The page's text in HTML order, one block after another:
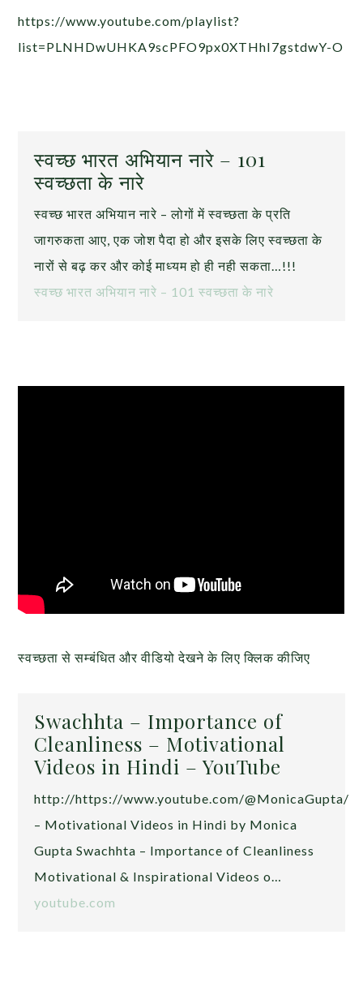
https://www.youtube.com/playlist?
list=PLNHDwUHKA9scPFO9px0XTHhI7gstdwY-O
स्वच्छ भारत अभियान नारे – 101
स्वच्छता के नारे
स्वच्छ भारत अभियान नारे – लोगों में स्वच्छता के प्रति
जागरुकता आए, एक जोश पैदा हो और इसके लिए स्वच्छता के
नारों से बढ़ कर और कोई माध्यम हो ही नही सकता…!!!
स्वच्छ भारत अभियान नारे – 101 स्वच्छता के नारे
स्वच्छता से सम्बंधित और वीडियो देखने के लिए क्लिक कीजिए
Swachhta – Importance of
Cleanliness – Motivational
Videos in Hindi – YouTube
http://https://www.youtube.com/@MonicaGupta/
– Motivational Videos in Hindi by Monica
Gupta Swachhta – Importance of Cleanliness
Motivational & Inspirational Videos o…
youtube.com